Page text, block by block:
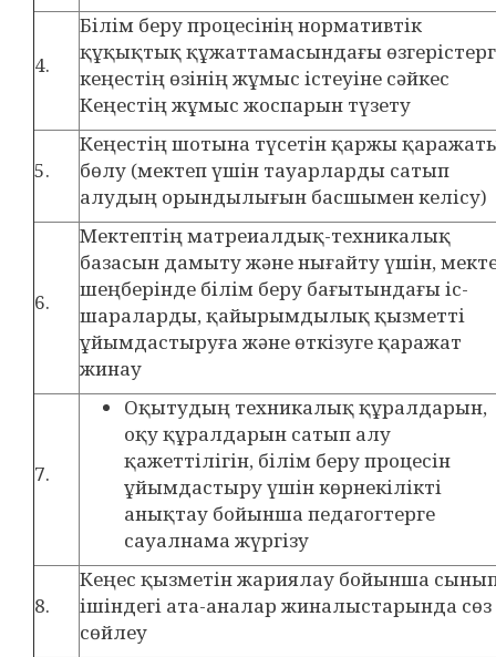
4.
Білім беру процесінің нормативтік
құқықтық құжаттамасындағы
кеңестің өзінің жұмыс істеуіне сәйкес
Кеңестің жұмыс жоспарын түзету
5.
Кеңестің шотына түсетін қаржы
бөлу (мектеп үшін тауарларды сатып
алудың орындылығын басшымен келісу)
6.
Мектептің матреиалдық-техникалық
базасын дамыту және нығайту үшін,
шеңберінде білім беру бағытындағы іс-
шараларды, қайырымдылық қызметті
ұйымдастыруға және өткізуге қаражат
жинау
7.
Оқытудың техникалық құралдарын,
оқу құралдарын сатып алу
қажеттілігін, білім беру процесін
ұйымдастыру үшін көрнекілікті
анықтау бойынша педагогтерге
сауалнама жүргізу
8.
Кеңес қызметін жариялау бойынша
ішіндегі ата-аналар жиналыстарында сөз
сөйлеу